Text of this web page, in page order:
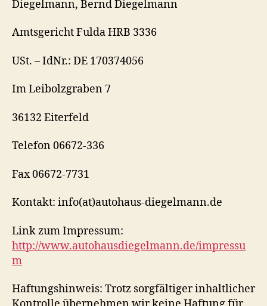
Diegelmann, Bernd Diegelmann
Amtsgericht Fulda HRB 3336
USt. – IdNr.: DE 170374056
Im Leibolzgraben 7
36132 Eiterfeld
Telefon 06672-336
Fax 06672-7731
Kontakt: info(at)autohaus-diegelmann.de
Link zum Impressum:
http://www.autohausdiegelmann.de/impressu
m
Haftungshinweis: Trotz sorgfältiger inhaltlicher